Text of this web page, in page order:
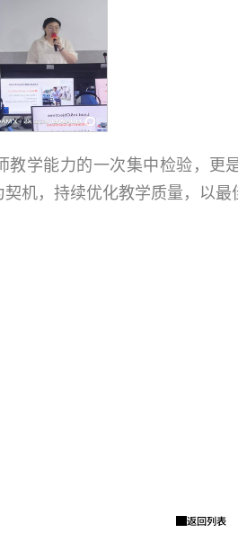
教学能力的一次集中检验，
机，持续优化教学质量，以最
返回列表